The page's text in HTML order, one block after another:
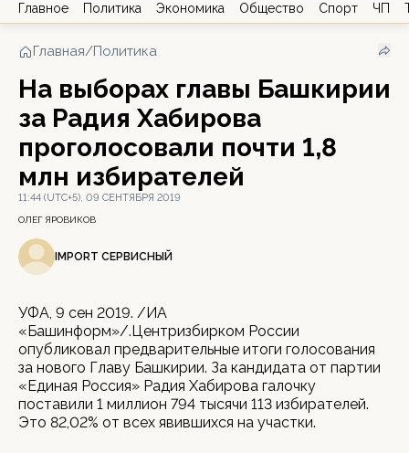
Главное Политика Экономика Общество Спорт ЧП
Главная/Политика
На выборах главы Башкирии
за Радия Хабирова
проголосовали почти 1,8
млн избирателей
11:44 (UTC+5), 09 СЕНТЯБРЯ 2019
ОЛЕГ ЯРОВИКОВ
IMPORT СЕРВИСНЫЙ
УФА, 9 сен 2019. /ИА
«Башинформ»/.Центризбирком России
опубликовал предварительные итоги голосования
за нового Главу Башкирии. За кандидата от партии
«Единая Россия» Радия Хабирова галочку
поставили 1 миллион 794 тысячи 113 избирателей.
Это 82,02% от всех явившихся на участки.